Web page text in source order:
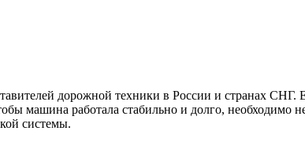
дорожной техники в России и странах СНГ.
машина работала стабильно и долго, необходимо
системы.